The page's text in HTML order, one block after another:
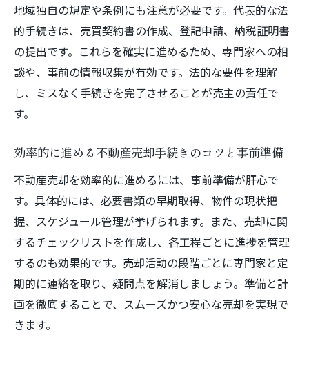
印鑑証明が求められる場面と準備ポイント
不動産売却で印鑑証明が必要となる代表的
な場面
売主が事前に準備すべき印鑑証明のポイン
ト解説
イント
不動産売却契約時の印鑑証明とその確認方
法
印鑑証明の有効期限と不動産売却での適切
な管理
不動産売却で印鑑証明を忘れないための対
策
スムーズな不動産売却へ導く実践知識
地域独自の規定や条例にも注意が必要です。代表的な法
的手続きは、売買契約書の作成、登記申請、納税証明書
の提出です。これらを確実に進めるため、専門家への相
談や、事前の情報収集が有効です。法的な要件を理解
し、ミスなく手続きを完了させることが売主の責任で
す。
効率的に進める不動産売却手続きのコツと事前準備
不動産売却を効率的に進めるには、事前準備が肝心で
す。具体的には、必要書類の早期取得、物件の現状把
握、スケジュール管理が挙げられます。また、売却に関
するチェックリストを作成し、各工程ごとに進捗を管理
するのも効果的です。売却活動の段階ごとに専門家と定
期的に連絡を取り、疑問点を解消しましょう。準備と計
画を徹底することで、スムーズかつ安心な売却を実現で
きます。